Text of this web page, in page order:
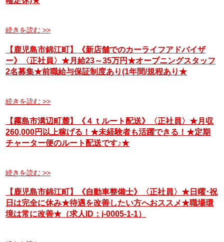
続きを読む >>
【鹿児島市錦江町】《新店舗でのカーライフアドバイザ
ー》〈正社員〉★月給23～35万円★オープニングスタッフ
2名募集★前職給与保証制度あり(1年間/規程あり★
続きを読む >>
【霧島市溝辺町麓】《４ｔルート配送》〈正社員〉★月収
260,000円以上稼げる！★未経験者も活躍できる！★定期
チャーター便のルート配送です♪★
続きを読む >>
【鹿児島市錦江町】《自動車整備士》〈正社員〉★日曜･祝
日は完全に休み★待遇を改善したい方へおススメ★職場環
境は常に改善★（求人ID：j-0005-1-1）